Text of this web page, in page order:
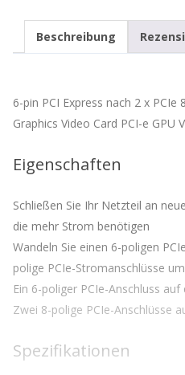
Beschreibung
6-pin PCI Express nach 2 x
Graphics Video Card PCI-e GPU
Eigenschaften
Schließen Sie Ihr Netzteil an
die mehr Strom benötigen
Wandeln Sie einen 6-poligen
polige PCIe-Stromanschlüsse um
Ein 6-poliger PCIe-Anschluss
Zwei 8-polige PCIe-Anschlüsse
Spezifikationen